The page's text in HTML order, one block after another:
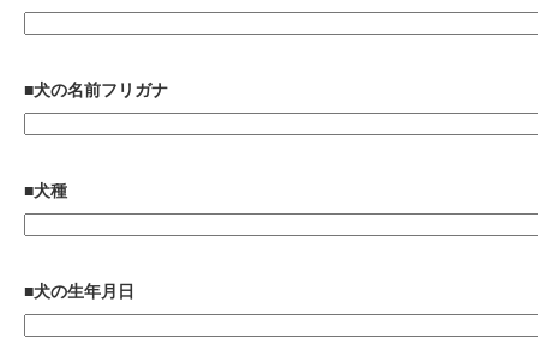
■犬の名前フリガナ
■犬種
■犬の生年月日